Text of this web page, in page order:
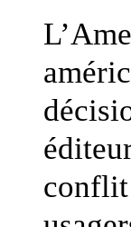
conflit